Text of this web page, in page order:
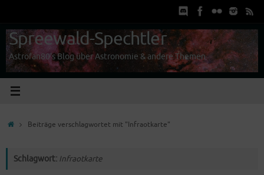
springen
Spreewald-Spechtler
Astrofan80's Blog über Astronomie & andere Themen
StartBeiträge verschlagwortet mit "Infraotkarte"
Schlagwort: Infraotkarte